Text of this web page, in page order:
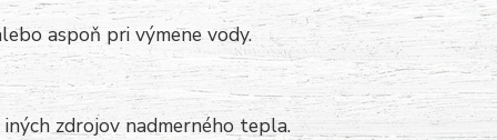
aspoň pri výmene vody.
zdrojov nadmerného tepla.